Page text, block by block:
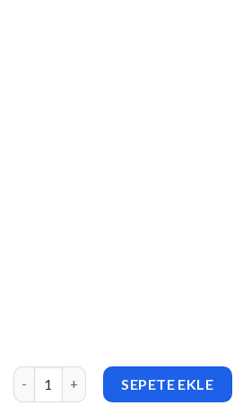
Multi-Page Forms for NEX-Forms v1.0
SEPETE EKLE